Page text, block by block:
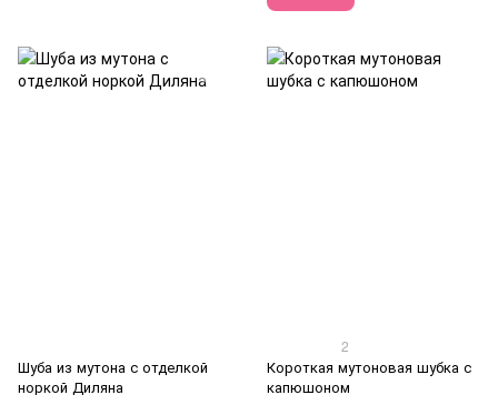
Шуба из мутона с отделкой
норкой Диляна
2
Короткая мутоновая шубка с
капюшоном